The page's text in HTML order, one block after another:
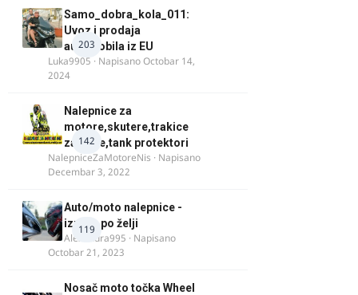
203
Samo_dobra_kola_011:
Uvoz i prodaja
automobila iz EU
Luka9905 · NapisanoOctobar 14,
2024
142
Nalepnice za
motore,skutere,trakice
za felne,tank protektori
NalepniceZaMotoreNis · Napisano
Decembar 3, 2022
119
Auto/moto nalepnice -
izrada po želji
Alexandra995 · Napisano
Octobar 21, 2023
Nosač moto točka Wheel